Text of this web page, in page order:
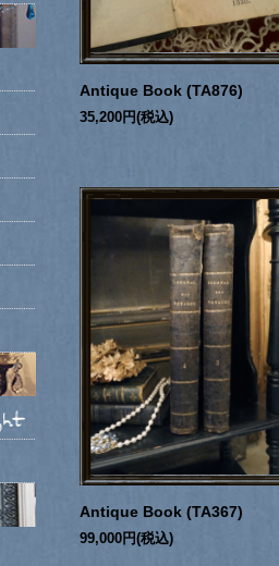
Antique Book (TA876)
35,200円(税込)
Antique Book (TA367)
99,000円(税込)